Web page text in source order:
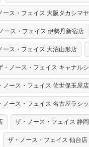
ース・フェイス 大阪タカシマ
ース・フェイス 伊勢丹新宿店
ース・フェイス 大沼山形店
・ノース・フェイス キャナル
ノース・フェイス 佐世保玉屋店
ノース・フェイス 名古屋ラシ
ザ・ノース・フェイス 静
ザ・ノース・フェイス 仙台店